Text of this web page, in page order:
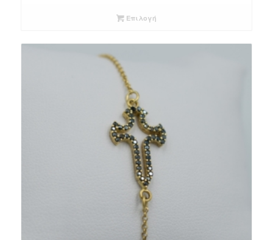
Επιλογή